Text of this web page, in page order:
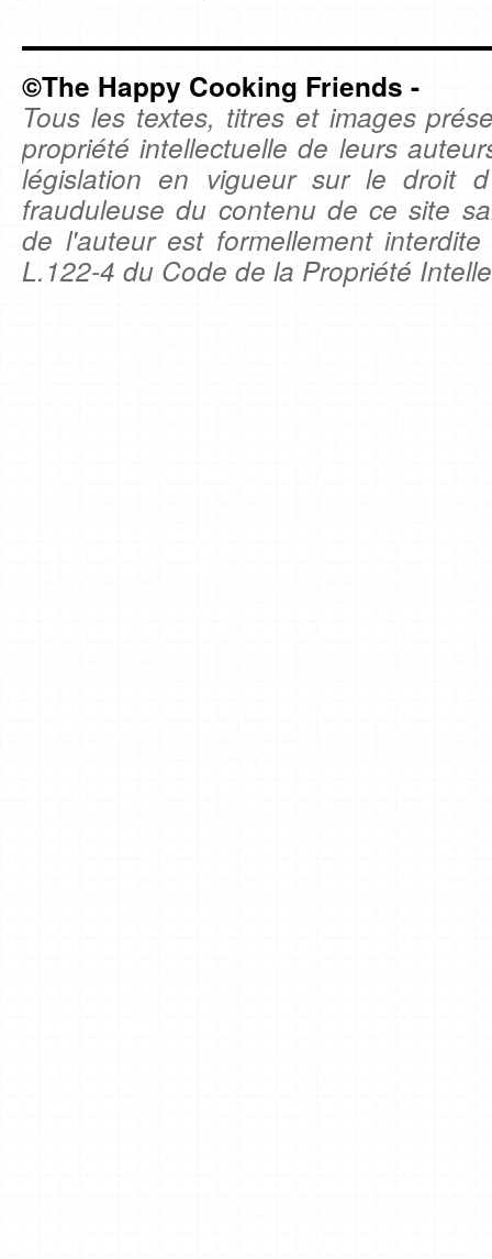
©The Happy Cooking Friends -
Tous les textes, titres et images
propriété intellectuelle de leurs
législation en vigueur sur le droit
frauduleuse du contenu de ce site
de l'auteur est formellement
L.122-4 du Code de la Propriété